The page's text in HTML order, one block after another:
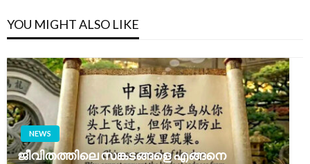
YOU MIGHT ALSO LIKE
NEWS
ജീവിതത്തിലെ സങ്കടങ്ങളെ എങ്ങനെ